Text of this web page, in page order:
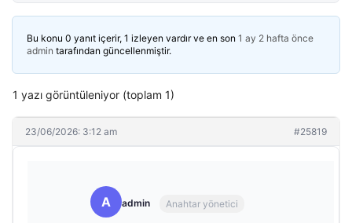
Bu konu 0 yanıt içerir, 1 izleyen vardır ve en son 1 ay 2 hafta önce
admin tarafından güncellenmiştir.
1 yazı görüntüleniyor (toplam 1)
23/06/2026: 3:12 am #25819
A admin Anahtar yönetici